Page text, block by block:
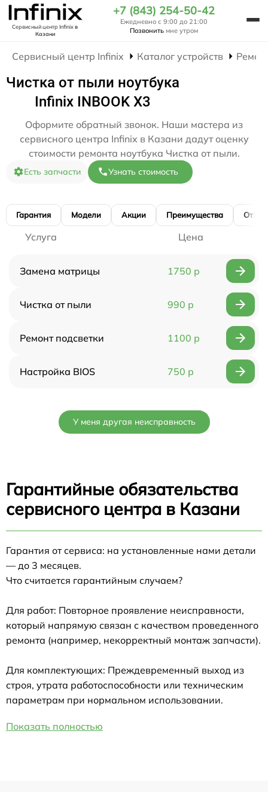
Сервисный центр Infinixв
Казани
+7 (843) 254-50-42
Ежедневно с 9:00 до 21:00
Позвонить мне утром
Сервисный центр Infinix Каталог устройств
Чистка от пыли ноутбука
Infinix INBOOK X3
Оформите обратный звонок. Наши мастера из
сервисного центра Infinix в Казани дадут оценку
стоимости ремонта ноутбука Чистка от пыли.
Есть запчасти Узнать стоимость
Гарантия Модели Акции Преимущества
Услуга Цена
Замена матрицы 1750 р
Чистка от пыли 990 р
Ремонт подсветки 1100 р
Настройка BIOS 750 р
У меня другая неисправность
Гарантийные обязательства
сервисного центра в Казани
Гарантия от сервиса: на установленные нами детали
— до 3 месяцев.
Что считается гарантийным случаем?
Для работ: Повторное проявление неисправности,
который напрямую связан с качеством проведенного
ремонта (например, некорректный монтаж запчасти).
Для комплектующих: Преждевременный выход из
строя, утрата работоспособности или техническим
параметрам при нормальном использовании.
Показать полностью